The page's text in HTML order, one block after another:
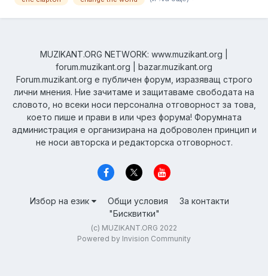
MUZIKANT.ORG NETWORK: www.muzikant.org |
forum.muzikant.org | bazar.muzikant.org
Forum.muzikant.org е публичен форум, изразяващ строго
лични мнения. Ние зачитаме и защитаваме свободата на
словото, но всеки носи персонална отговорност за това,
което пише и прави в или чрез форума! Форумната
администрация е организирана на доброволен принцип и
не носи авторска и редакторска отговорност.
Избор на език Общи условия
За контакти
"Бисквитки"
(c) MUZIKANT.ORG 2022
Powered by Invision Community